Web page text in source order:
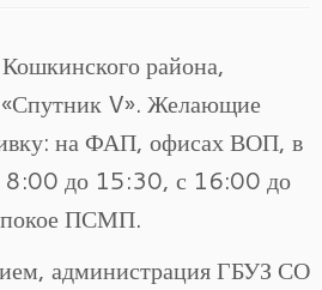
района,
«Спутник V». Желающие
на ФАП, офисах ВОП, в
8:00 до 15:30, с 16:00 до
ПСМП.
администрация ГБУЗ СО